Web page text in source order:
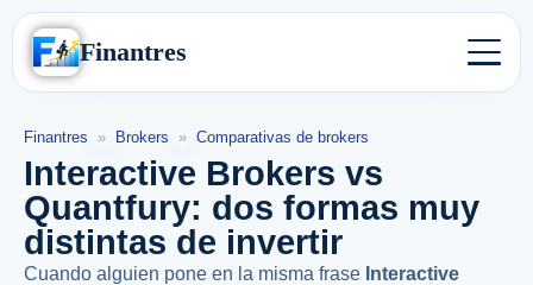
Finantres
Finantres » Brokers » Comparativas de brokers
Interactive Brokers vs
Quantfury: dos formas muy
distintas de invertir
Cuando alguien pone en la misma frase Interactive